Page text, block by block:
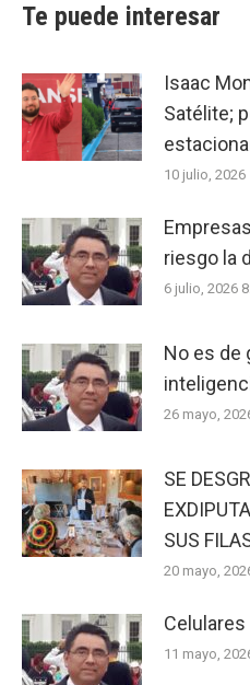
Te puede interesar
Isaac
Satélite;
10 julio, 2026
riesgo la
6 julio, 2026
No es de
26 mayo,
SE
SUS
20 mayo,
11 mayo,